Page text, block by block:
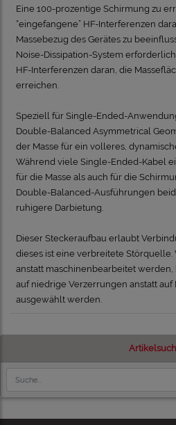
Eine 100-prozentige Schirmung zu
“eingefangene” HF-Interferenzen
Massebezug des Gerätes zu
Noise-Dissipation-System
HF-Interferenzen daran, die
erreichen.
Speziell für Single-Ended-
Double-Balanced Asymmetrical
der Masse für ein volleres,
Während viele Single-Ended-Kabel
für die Masse als auch für die
Double-Balanced-Ausführungen
ruhigere Darbietung.
Dieser Steckeraufbau erlaubt
dieses ist eine verbreitete
anstatt maschinenbearbeitet
auf niedrige Verzerrungen anstatt
ausgewählt werden.